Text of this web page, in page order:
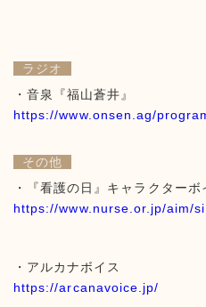
ラジオ
・音泉『福山蒼井』
https://www.onsen.ag/
その他
・『看護の日』キャラクターボ
https://www.nurse.or.jp/aim/
・アルカナボイス
https://arcanavoice.jp/